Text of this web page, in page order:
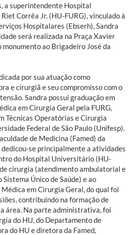
a superintendente Hospital
Corrêa Jr. (HU-FURG), vinculado à
Hospitalares (Ebserh), Sandra
será realizada na Praça Xavier
monumento ao Brigadeiro José da
por sua atuação como
e cirurgiã e seu compromisso com o
Sandra possui graduação em
em Cirurgia Geral pela FURG,
Técnicas Operatórias e Cirurgia
Federal de São Paulo (Unifesp).
de Medicina (Famed) da
dedicou-se principalmente a atividades
do Hospital Universitário (HU-
cirurgia (atendimento ambulatorial e
Único de Saúde) e ao
em Cirurgia Geral, do qual foi
contribuindo na formação de
área. Na parte administrativa, foi
do HU, do Departamento de
do HU e diretora da Famed,